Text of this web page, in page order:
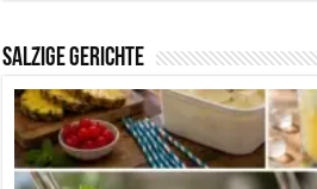
SALZIGE GERICHTE